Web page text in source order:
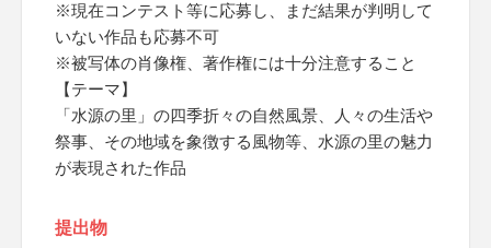
※現在コンテスト等に応募し、まだ結果が判明して
いない作品も応募不可
※被写体の肖像権、著作権には十分注意すること
【テーマ】
「水源の里」の四季折々の自然風景、人々の生活や
祭事、その地域を象徴する風物等、水源の里の魅力
が表現された作品
提出物